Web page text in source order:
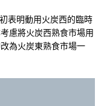
表明動用火炭西的臨時
慮將火炭西熟食市場用
為火炭東熟食市場一